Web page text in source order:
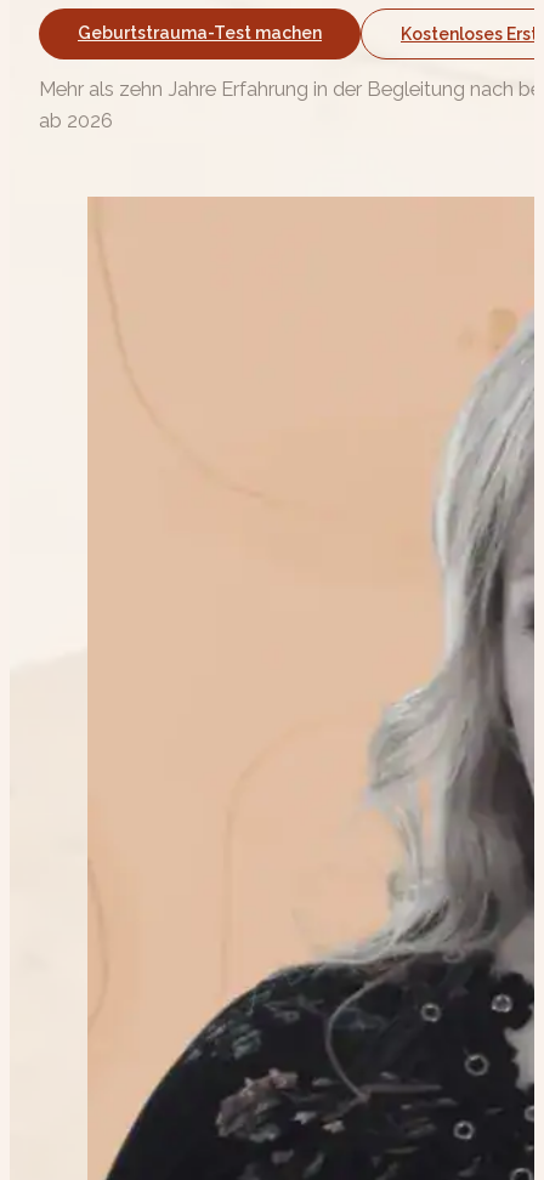
Geburtstrauma-Test machen Kostenloses
Mehr als zehn Jahre Erfahrung in der Begleitung nach
ab 2026